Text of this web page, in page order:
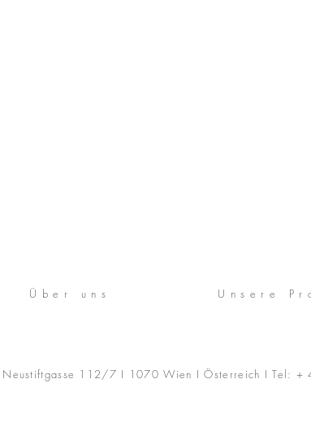
Über uns Unsere
Neustiftgasse 112/7 I 1070 Wien I Österreich ITel: +